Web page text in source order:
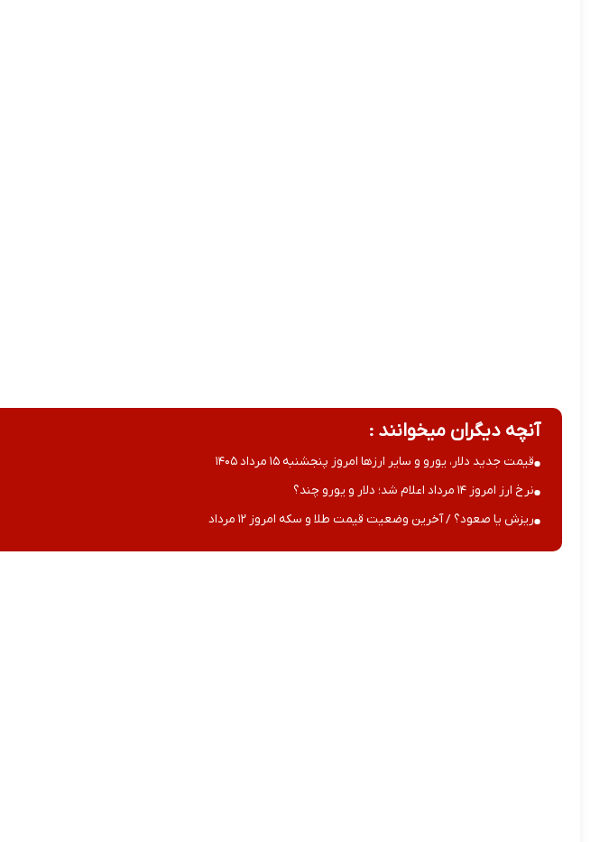
آنچه دیگران میخوانند :
قیمت جدید دلار، یورو و سایر ارزها امروز پنجشنبه ۱۵ مرداد ۱۴۰۵
نرخ ارز امروز ۱۴ مرداد اعلام شد؛ دلار و یورو چند؟
ریزش یا صعود؟ / آخرین وضعیت قیمت طلا و سکه امروز ۱۲ مرداد